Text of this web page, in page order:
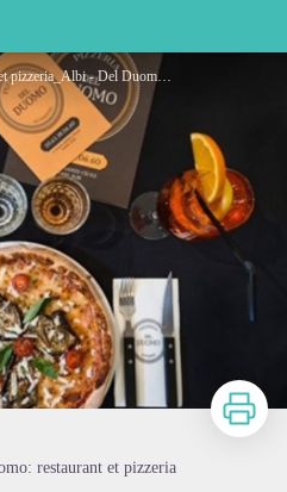
Del Duomo: restaurant et pizzeria_Albi - Del Duomo: restaurant et pizzeria_Albi
Imprimer
restaurant et pizzeria